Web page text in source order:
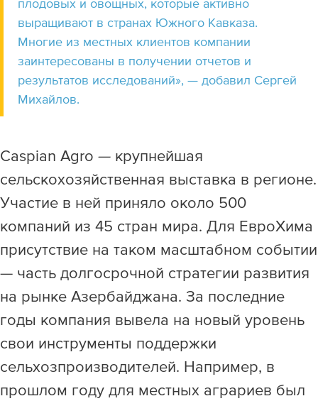
плодовых и овощных, которые активно
выращивают в странах Южного Кавказа.
Многие из местных клиентов компании
заинтересованы в получении отчетов и
результатов исследований», — добавил Сергей
Михайлов.
Caspian Agro — крупнейшая
сельскохозяйственная выставка в регионе.
Участие в ней приняло около 500
компаний из 45 стран мира. Для ЕвроХима
присутствие на таком масштабном событии
— часть долгосрочной стратегии развития
на рынке Азербайджана. За последние
годы компания вывела на новый уровень
свои инструменты поддержки
сельхозпроизводителей. Например, в
прошлом году для местных аграриев был